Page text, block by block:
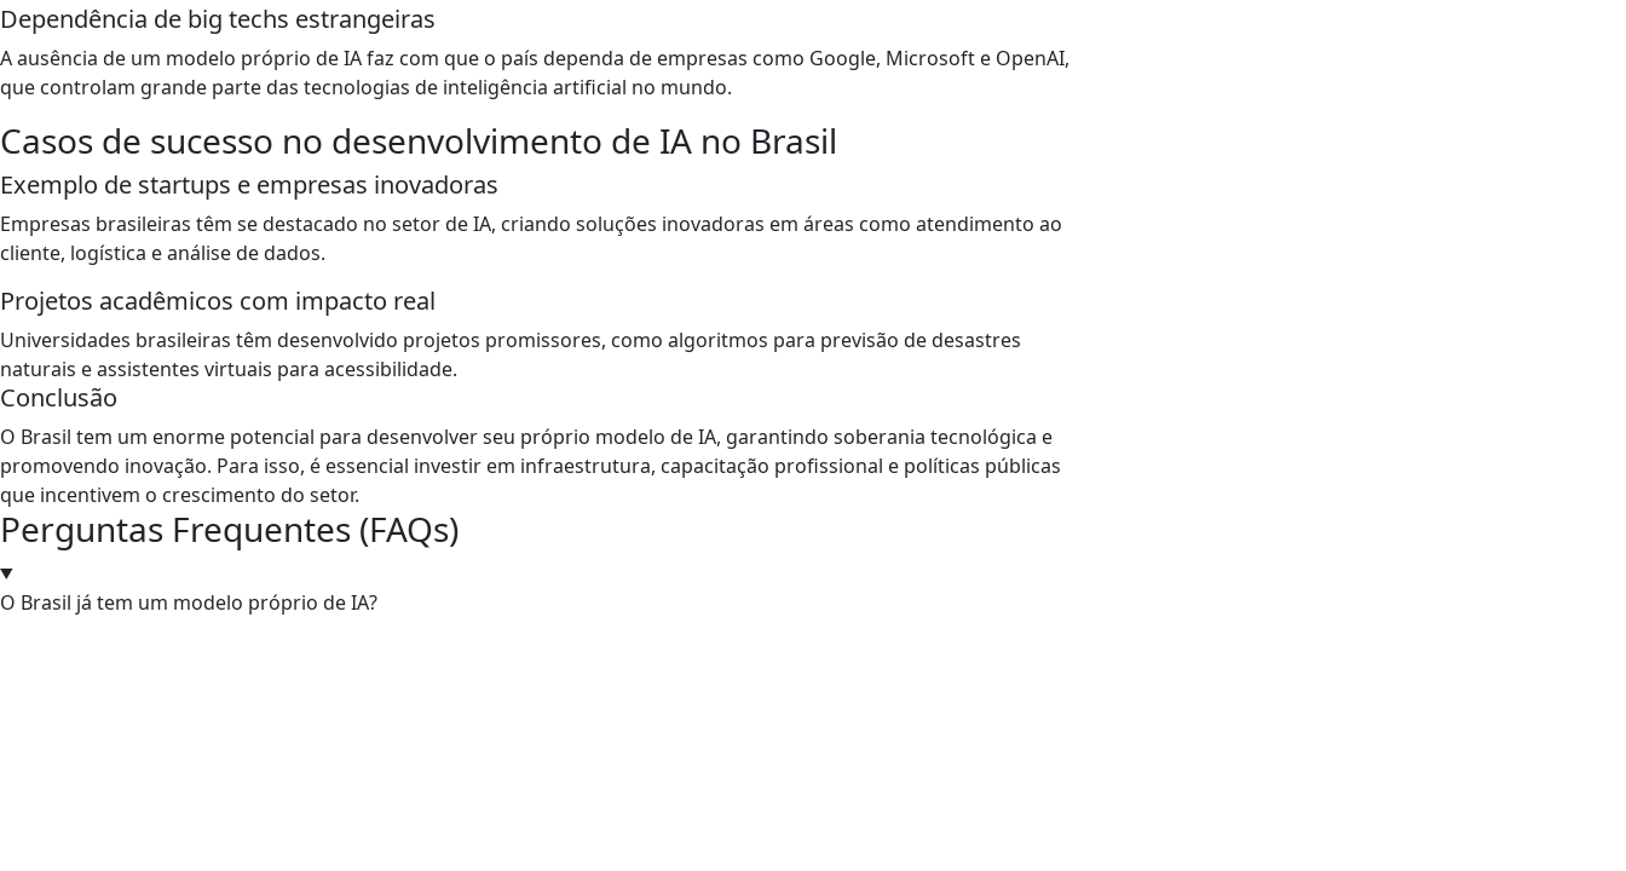
Dependência de big techs estrangeiras
A ausência de um modelo próprio de IA faz com que o país dependa de empresas como Google, Microsoft e OpenAI,
que controlam grande parte das tecnologias de inteligência artificial no mundo.
Casos de sucesso no desenvolvimento de IA no Brasil
Exemplo de startups e empresas inovadoras
Empresas brasileiras têm se destacado no setor de IA, criando soluções inovadoras em áreas como atendimento ao
cliente, logística e análise de dados.
Projetos acadêmicos com impacto real
Universidades brasileiras têm desenvolvido projetos promissores, como algoritmos para previsão de desastres
naturais e assistentes virtuais para acessibilidade.
Conclusão
O Brasil tem um enorme potencial para desenvolver seu próprio modelo de IA, garantindo soberania tecnológica e
promovendo inovação. Para isso, é essencial investir em infraestrutura, capacitação profissional e políticas públicas
que incentivem o crescimento do setor.
Perguntas Frequentes (FAQs)
O Brasil já tem um modelo próprio de IA?